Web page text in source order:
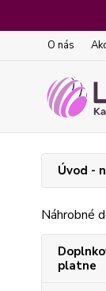
O nás
Úvod -
Náhrobné
platne